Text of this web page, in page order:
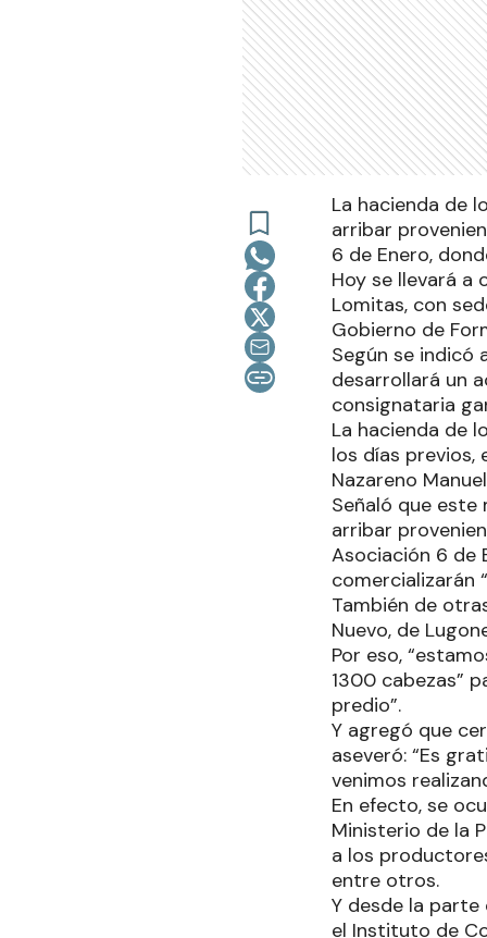
La hacienda de
arribar
6 de Enero,
Hoy se llevará a
Lomitas, con
Gobierno de
Según se indicó
desarrollará un
consignataria
La hacienda de
los días previos,
Nazareno
Señaló que este
arribar
Asociación 6 de
comercializarán
También de
Nuevo, de
Por eso,
1300 cabezas”
predio”.
Y agregó que
aseveró: “Es
venimos
En efecto, se
Ministerio de la
a los
entre otros.
Y desde la parte
el Instituto de